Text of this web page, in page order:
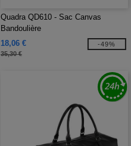
Quadra QD610 - Sac Canvas
Bandoulière
18,06 €
35,30 €
-49%